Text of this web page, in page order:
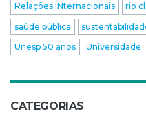
Relações INternacionais
rio
saúde pública
Unesp 50 anos
Universidade
CATEGORIAS